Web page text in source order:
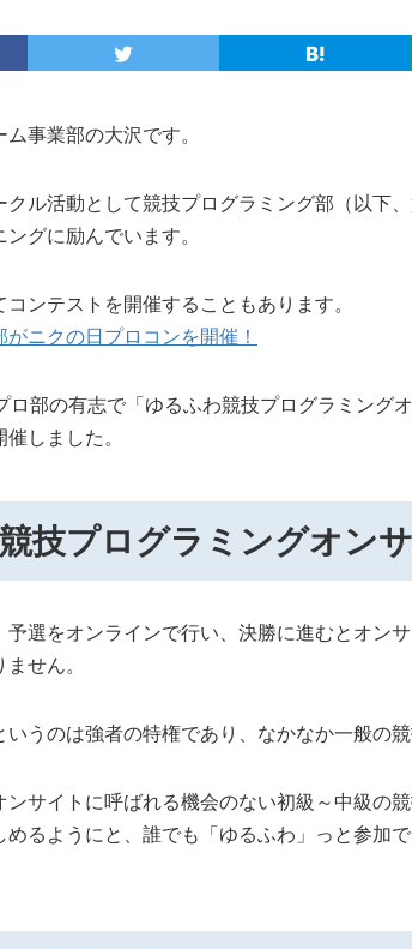
事業部の大沢です。
クル活動として競技プログラミング部（以下
グに励んでいます。
ンテストを開催することもあります。
ニクの日プロコンを開催！
部の有志で「ゆるふわ競技プログラミング
しました。
技プログラミングオン
予選をオンラインで行い、決勝に進むとオン
せん。
いうのは強者の特権であり、なかなか一般の
ンサイトに呼ばれる機会のない初級～中級の
るようにと、誰でも「ゆるふわ」っと参加